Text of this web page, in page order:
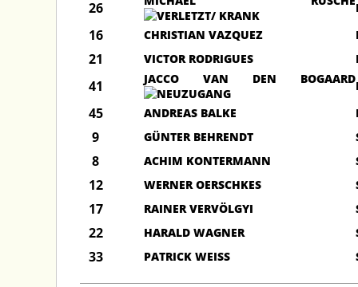
26
16 CHRISTIAN VAZQUEZ
21 VICTOR RODRIGUES
41 JACCO VAN DEN BOGAARD
45 ANDREAS BALKE
9 GÜNTER BEHRENDT
8 ACHIM KONTERMANN
12 WERNER OERSCHKES
17 RAINER VERVÖLGYI
22 HARALD WAGNER
33 PATRICK WEISS